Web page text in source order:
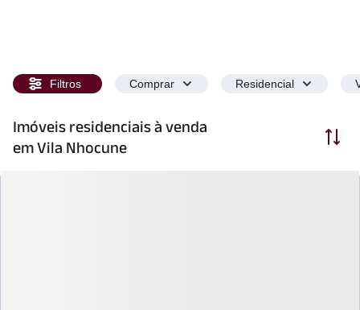
Filtros Comprar Residencial
Imóveis residenciais à venda
em Vila Nhocune
Ordenar